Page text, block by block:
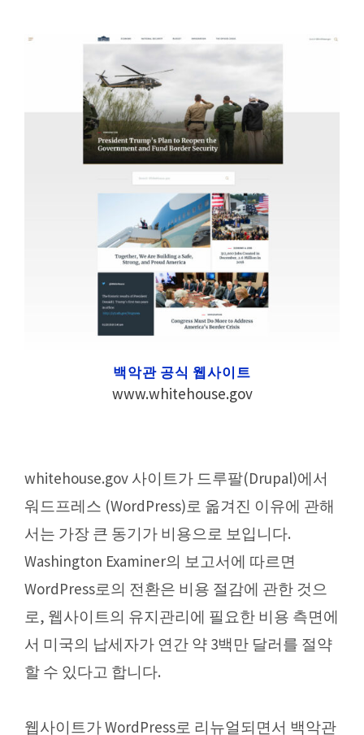
백악관 공식 웹사이트
www.whitehouse.gov
whitehouse.gov 사이트가 드루팔(Drupal)에서
워드프레스 (WordPress)로 옮겨진 이유에 관해
서는 가장 큰 동기가 비용으로 보입니다.
Washington Examiner의 보고서에 따르면
WordPress로의 전환은 비용 절감에 관한 것으
로, 웹사이트의 유지관리에 필요한 비용 측면에
서 미국의 납세자가 연간 약 3백만 달러를 절약
할 수 있다고 합니다.
웹사이트가 WordPress로 리뉴얼되면서 백악관